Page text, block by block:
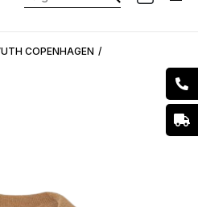
COPENHAGEN